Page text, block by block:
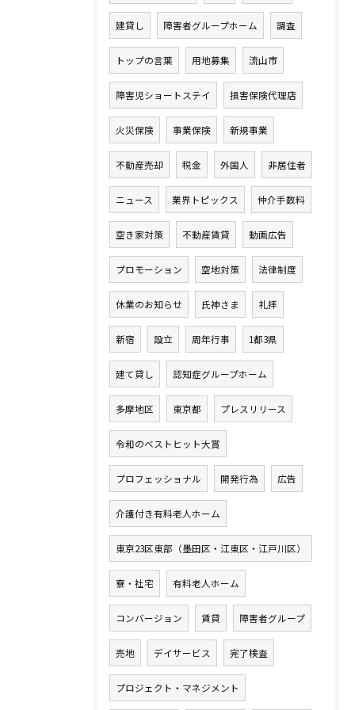
建貸し 障害者グループホーム 調査
トップの言葉 用地募集 流山市
障害児ショートステイ 損害保険代理店
火災保険 事業保険 新規事業
不動産売却 税金 外国人 非居住者
ニュース 業界トピックス 仲介手数料
空き家対策 不動産賃貸 動画広告
プロモーション 空地対策 法律制度
休業のお知らせ 氏神さま 礼拝
新宿 設立 周年行事 1都3県
建て貸し 認知症グループホーム
多摩地区 東京都 プレスリリース
令和のベストヒット大賞
プロフェッショナル 開発行為 広告
介護付き有料老人ホーム
東京23区東部（墨田区・江東区・江戸川区）
寮・社宅 有料老人ホーム
コンバージョン 賃貸 障害者グループ
売地 デイサービス 完了検査
プロジェクト・マネジメント